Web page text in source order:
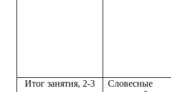
Итог занятия, 2-3
Словесные